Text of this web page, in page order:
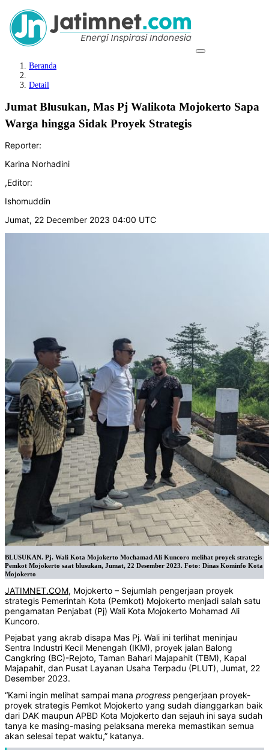
Beranda
Detail
Jumat Blusukan, Mas Pj Walikota Mojokerto Sapa
Warga hingga Sidak Proyek Strategis
Reporter:
Karina Norhadini
,Editor:
Ishomuddin
Jumat, 22 December 2023 04:00 UTC
BLUSUKAN. Pj. Wali Kota Mojokerto Mochamad Ali Kuncoro melihat proyek strategis
Pemkot Mojokerto saat blusukan, Jumat, 22 Desember 2023. Foto: Dinas Kominfo Kota
Mojokerto
JATIMNET.COM, Mojokerto – Sejumlah pengerjaan proyek
strategis Pemerintah Kota (Pemkot) Mojokerto menjadi salah satu
pengamatan Penjabat (Pj) Wali Kota Mojokerto Mohamad Ali
Kuncoro.
Pejabat yang akrab disapa Mas Pj. Wali ini terlihat meninjau
Sentra Industri Kecil Menengah (IKM), proyek jalan Balong
Cangkring (BC)-Rejoto, Taman Bahari Majapahit (TBM), Kapal
Majapahit, dan Pusat Layanan Usaha Terpadu (PLUT), Jumat, 22
Desember 2023.
“Kami ingin melihat sampai mana progress pengerjaan proyek-
proyek strategis Pemkot Mojokerto yang sudah dianggarkan baik
dari DAK maupun APBD Kota Mojokerto dan sejauh ini saya sudah
tanya ke masing-masing pelaksana mereka memastikan semua
akan selesai tepat waktu,” katanya.